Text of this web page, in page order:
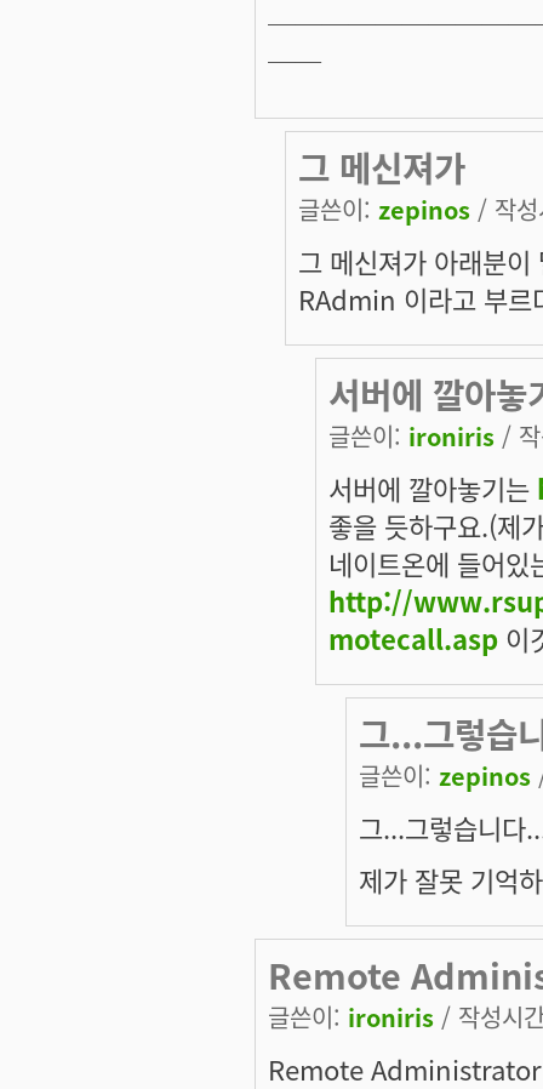
──
그 메신져가
글쓴이: zepinos / 작
그 메신져가 아래분
RAdmin 이라고 부르
서버에 깔아놓
글쓴이: ironiris /
서버에 깔아놓기는
좋을 듯하구요.(제
네이트온에 들어있
http://
motecall.asp 이
그...그렇습
글쓴이: zepinos
그...그렇습니다
제가 잘못 기억
Remote
글쓴이: ironiris / 작성시
Remote